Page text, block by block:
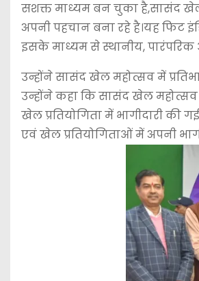
सशक्त माध्यम बन चुका है,सासंद खेल
अपनी पहचान बना रहे है।यह फिट
इसके माध्यम से स्थानीय,
उन्होंने सासंद खेल महोत्सव में
उन्होंने कहा कि सासंद खेल
खेल प्रतियोगिता में भागीदारी की
एवं खेल प्रतियोगिताओं में अपनी